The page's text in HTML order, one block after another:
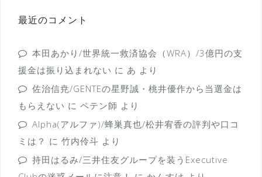
最近のコメント
本田あかり/世界統一救済協会（WRA）/3億円の支
援金は振り込まれない に あ より
佐治信尭/GENTEの星野誠・桃井優作から当選金は
もらえない に ペテン師 より
Alpha(アルファ)/蜂巣真也/松井宥香の評判や口コ
ミは？ に 竹内伶斗 より
持田はるみ/三井住友グループを装うExecutive